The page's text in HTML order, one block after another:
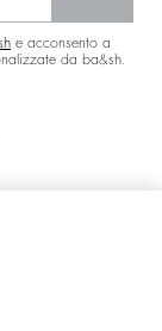
e acconsento a
da ba&sh.